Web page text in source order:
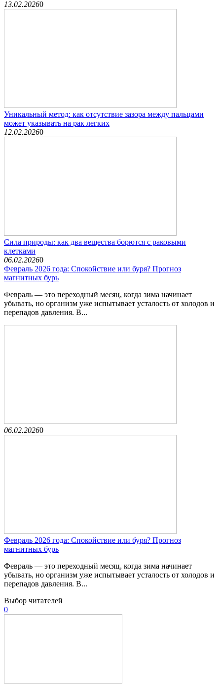
13.02.20260
Уникальный метод: как отсутствие зазора между пальцами
может указывать на рак легких
12.02.20260
Сила природы: как два вещества борются с раковыми
клетками
06.02.20260
Февраль 2026 года: Спокойствие или буря? Прогноз
магнитных бурь
Февраль — это переходный месяц, когда зима начинает
убывать, но организм уже испытывает усталость от холодов и
перепадов давления. В...
06.02.20260
Февраль 2026 года: Спокойствие или буря? Прогноз
магнитных бурь
Февраль — это переходный месяц, когда зима начинает
убывать, но организм уже испытывает усталость от холодов и
перепадов давления. В...
Выбор читателей
0